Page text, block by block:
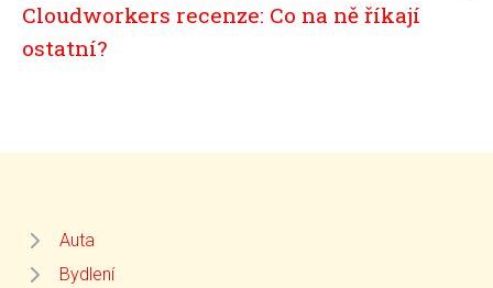
Cloudworkers recenze: Co na ně říkají
ostatní?
Auta
Bydlení